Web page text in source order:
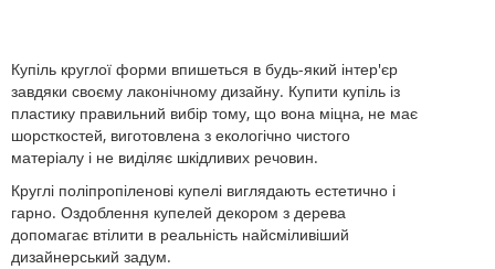
Купіль круглої форми впишеться в будь-який інтер'єр
завдяки своєму лаконічному дизайну. Купити купіль із
пластику правильний вибір тому, що вона міцна, не має
шорсткостей, виготовлена ​​з екологічно чистого
матеріалу і не виділяє шкідливих речовин.
Круглі поліпропіленові купелі виглядають естетично і
гарно. Оздоблення купелей декором з дерева
допомагає втілити в реальність найсміливіший
дизайнерський задум.